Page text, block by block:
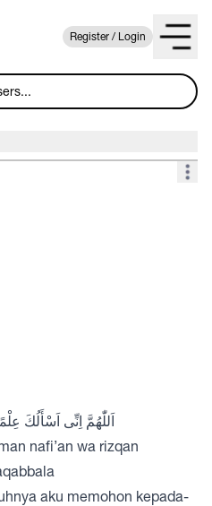
Register / Login
اَللّٰهُمَّ اِنِّى اَسْأَلُكَ
nafi’an wa rizqan
aku memohon kepada-